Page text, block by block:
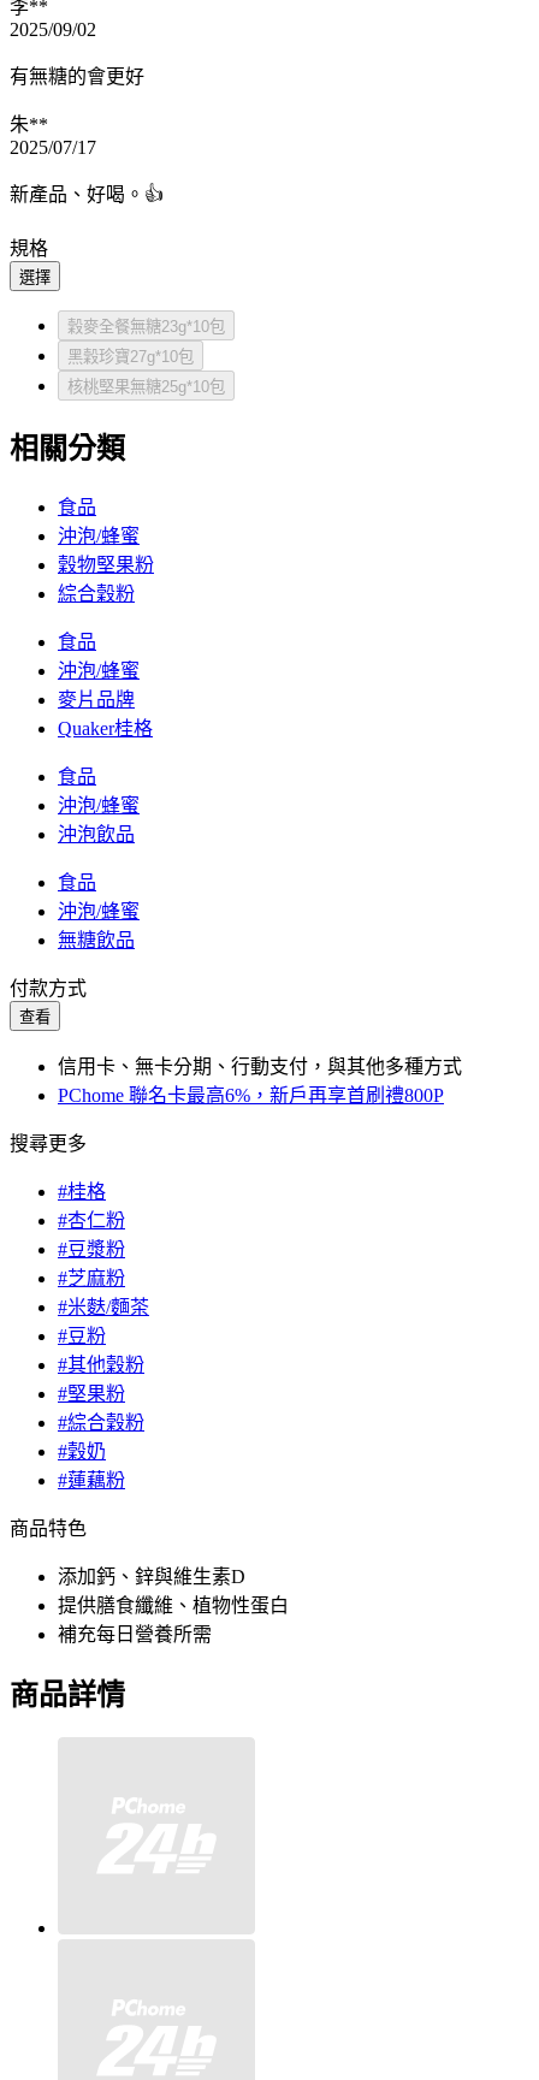
李**
2025/09/02
有無糖的會更好
朱**
2025/07/17
新產品、好喝。👍
規格
選擇
穀麥全餐無糖23g*10包
黑穀珍寶27g*10包
核桃堅果無糖25g*10包
相關分類
食品
沖泡/蜂蜜
穀物堅果粉
綜合穀粉
食品
沖泡/蜂蜜
麥片品牌
Quaker桂格
食品
沖泡/蜂蜜
沖泡飲品
食品
沖泡/蜂蜜
無糖飲品
付款方式
查看
信用卡、無卡分期、行動支付，與其他多種方式
PChome 聯名卡最高6%，新戶再享首刷禮800P
搜尋更多
#桂格
#杏仁粉
#豆漿粉
#芝麻粉
#米麩/麵茶
#豆粉
#其他穀粉
#堅果粉
#綜合穀粉
#穀奶
#蓮藕粉
商品特色
添加鈣、鋅與維生素D
提供膳食纖維、植物性蛋白
補充每日營養所需
商品詳情